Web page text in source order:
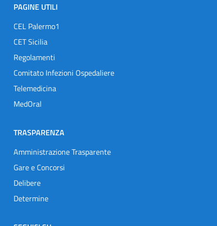
PAGINE UTILI
CEL Palermo1
CET Sicilia
Regolamenti
Comitato Infezioni Ospedaliere
Telemedicina
MedOral
TRASPARENZA
Amministrazione Trasparente
Gare e Concorsi
Delibere
Determine